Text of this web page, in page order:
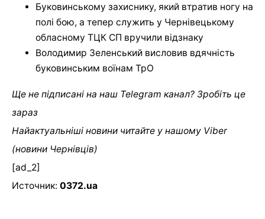
Буковинському захиснику, який втратив ногу на
полі бою, а тепер служить у Чернівецькому
обласному ТЦК СП вручили відзнаку
Володимир Зеленський висловив вдячність
буковинським воїнам ТрО
Ще не підписані на наш Telegram канал? Зробіть це
зараз
Найактуальніші новини читайте у нашому Viber
(новини Чернівців)
[ad_2]
Источник: 0372.ua